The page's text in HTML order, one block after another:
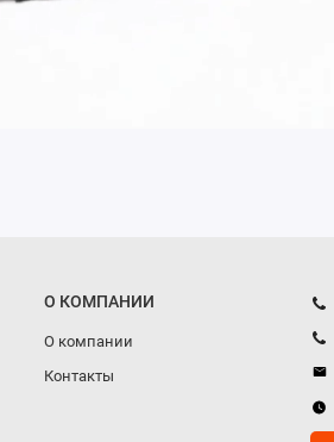
О КОМПАНИИ
О компании
Контакты